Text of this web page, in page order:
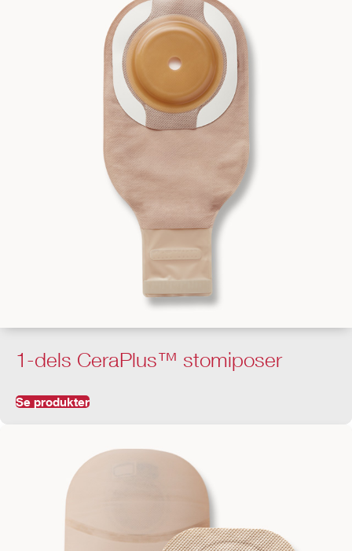
1-dels CeraPlus™ stomiposer
Se produkter